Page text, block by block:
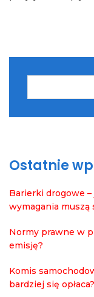
Ostatnie
Barierki drogowe
wymagania muszą
Normy prawne w
emisję?
Komis
bardziej się opłaca?